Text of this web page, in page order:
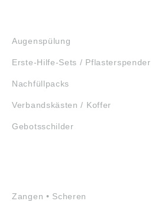
Augenspülung
Erste-Hilfe-Sets / Pflasterspender
Nachfüllpacks
Verbandskästen / Koffer
Gebotsschilder
Zangen • Scheren